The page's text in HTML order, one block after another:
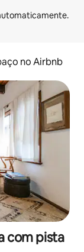
no Airbnb
com pista